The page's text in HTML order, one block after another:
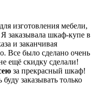
изготовления мебели,
заказывала шкаф-купе в
и заканчивая
Все было сделано очень
ещё скидку сделали!
за прекрасный шкаф!
заказывать только